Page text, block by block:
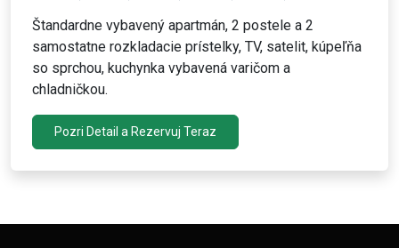
Štandardne vybavený apartmán, 2 postele a 2
samostatne rozkladacie prístelky, TV, satelit, kúpeľňa
so sprchou, kuchynka vybavená varičom a
chladničkou.
Pozri Detail a Rezervuj Teraz